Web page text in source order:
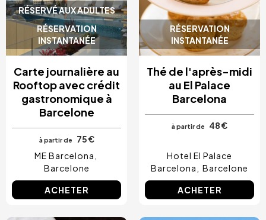
RÉSERVÉ AUX ADULTES
RÉSERVATION
INSTANTANÉE
Carte journalière au
Rooftop avec crédit
gastronomique à
Barcelone
à partir de
75 €
ME Barcelona
Barcelone
ACHETER
RÉSERVATION
INSTANTANÉE
Thé de l'après-midi
au El Palace
Barcelona
à partir de 48 €
Hotel El Palace
Barcelona
Barcelone
ACHETER